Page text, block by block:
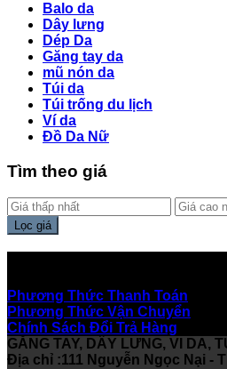
Balo da
Dây lưng
Dép Da
Găng tay da
mũ nón da
Túi da
Túi trống du lịch
Ví da
Đồ Da Nữ
Tìm theo giá
Lọc giá
Phương Thức Thanh Toán
Phương Thức Vận Chuyển
Chính Sách Đổi Trả Hàng
GĂNG TAY, DÂY LƯNG, VI DA,
Địa chỉ :111 Nguyễn Ngọc Nại -